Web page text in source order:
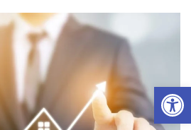
Abrir a barra de ferramentas